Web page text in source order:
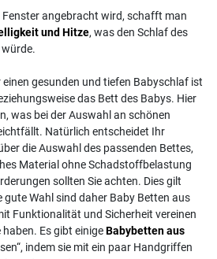
Fenster angebracht wird, schafft man
und Hitze, was den Schlaf des
gesunden und tiefen Babyschlaf ist
das Bett des Babys. Hier
was bei der Auswahl an schönen
Natürlich entscheidet Ihr
die Auswahl des passenden Bettes,
Material ohne Schadstoffbelastung
sollten Sie achten. Dies gilt
gute Wahl sind daher Baby Betten aus
Funktionalität und Sicherheit vereinen
Es gibt einigeBabybetten aus
indem sie mit ein paar Handgriffen